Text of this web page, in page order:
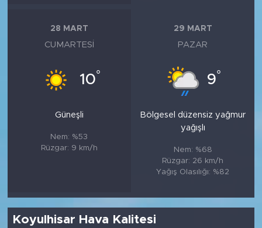
28 MART
CUMARTESI
10°
Güneşli
Nem: %53
Rüzgar: 9 km/h
29 MART
PAZAR
9°
Bölgesel düzensiz yağmur
yağışlı
Nem: %68
Rüzgar: 26 km/h
Yağış Olasılığı: %82
Koyulhisar Hava Kalitesi